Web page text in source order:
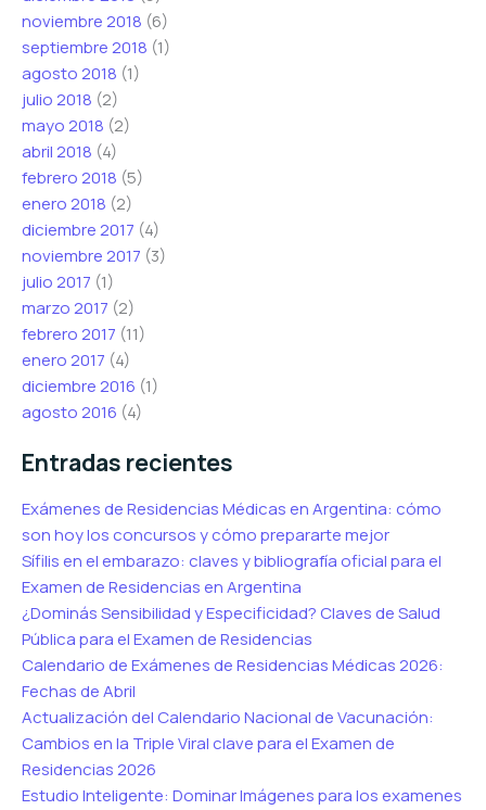
noviembre 2018 (6)
septiembre 2018 (1)
agosto 2018 (1)
julio 2018 (2)
mayo 2018 (2)
abril 2018 (4)
febrero 2018 (5)
enero 2018 (2)
diciembre 2017 (4)
noviembre 2017 (3)
julio 2017 (1)
marzo 2017 (2)
febrero 2017 (11)
enero 2017 (4)
diciembre 2016 (1)
agosto 2016 (4)
Entradas recientes
Exámenes de Residencias Médicas en Argentina: cómo
son hoy los concursos y cómo prepararte mejor
Sífilis en el embarazo: claves y bibliografía oficial para el
Examen de Residencias en Argentina
¿Dominás Sensibilidad y Especificidad? Claves de Salud
Pública para el Examen de Residencias
Calendario de Exámenes de Residencias Médicas 2026:
Fechas de Abril
Actualización del Calendario Nacional de Vacunación:
Cambios en la Triple Viral clave para el Examen de
Residencias 2026
Estudio Inteligente: Dominar Imágenes para los examenes